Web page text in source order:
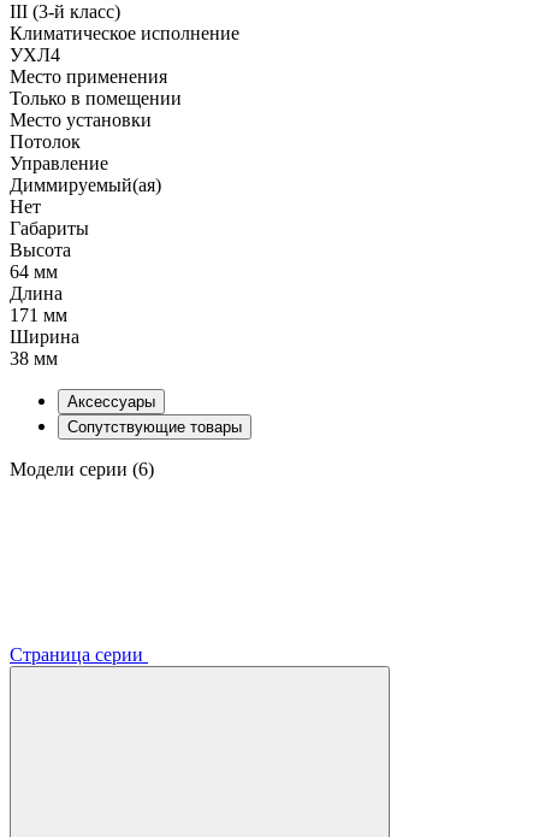
III (3-й класс)
Климатическое исполнение
УХЛ4
Место применения
Только в помещении
Место установки
Потолок
Управление
Диммируемый(ая)
Нет
Габариты
Высота
64 мм
Длина
171 мм
Ширина
38 мм
Аксессуары
Сопутствующие товары
Модели серии (6)
Страница серии